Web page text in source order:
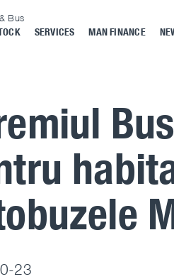
Bus
SERVICES MAN FINANCE
23